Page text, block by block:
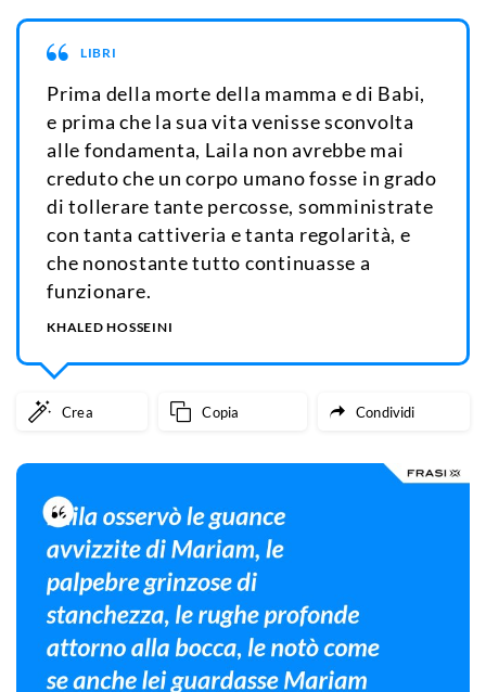
LIBRI
Prima della morte della mamma e di Babi,
e prima che la sua vita venisse sconvolta
alle fondamenta, Laila non avrebbe mai
creduto che un corpo umano fosse in grado
di tollerare tante percosse, somministrate
con tanta cattiveria e tanta regolarità, e
che nonostante tutto continuasse a
funzionare.
KHALED HOSSEINI
Crea Copia Condividi